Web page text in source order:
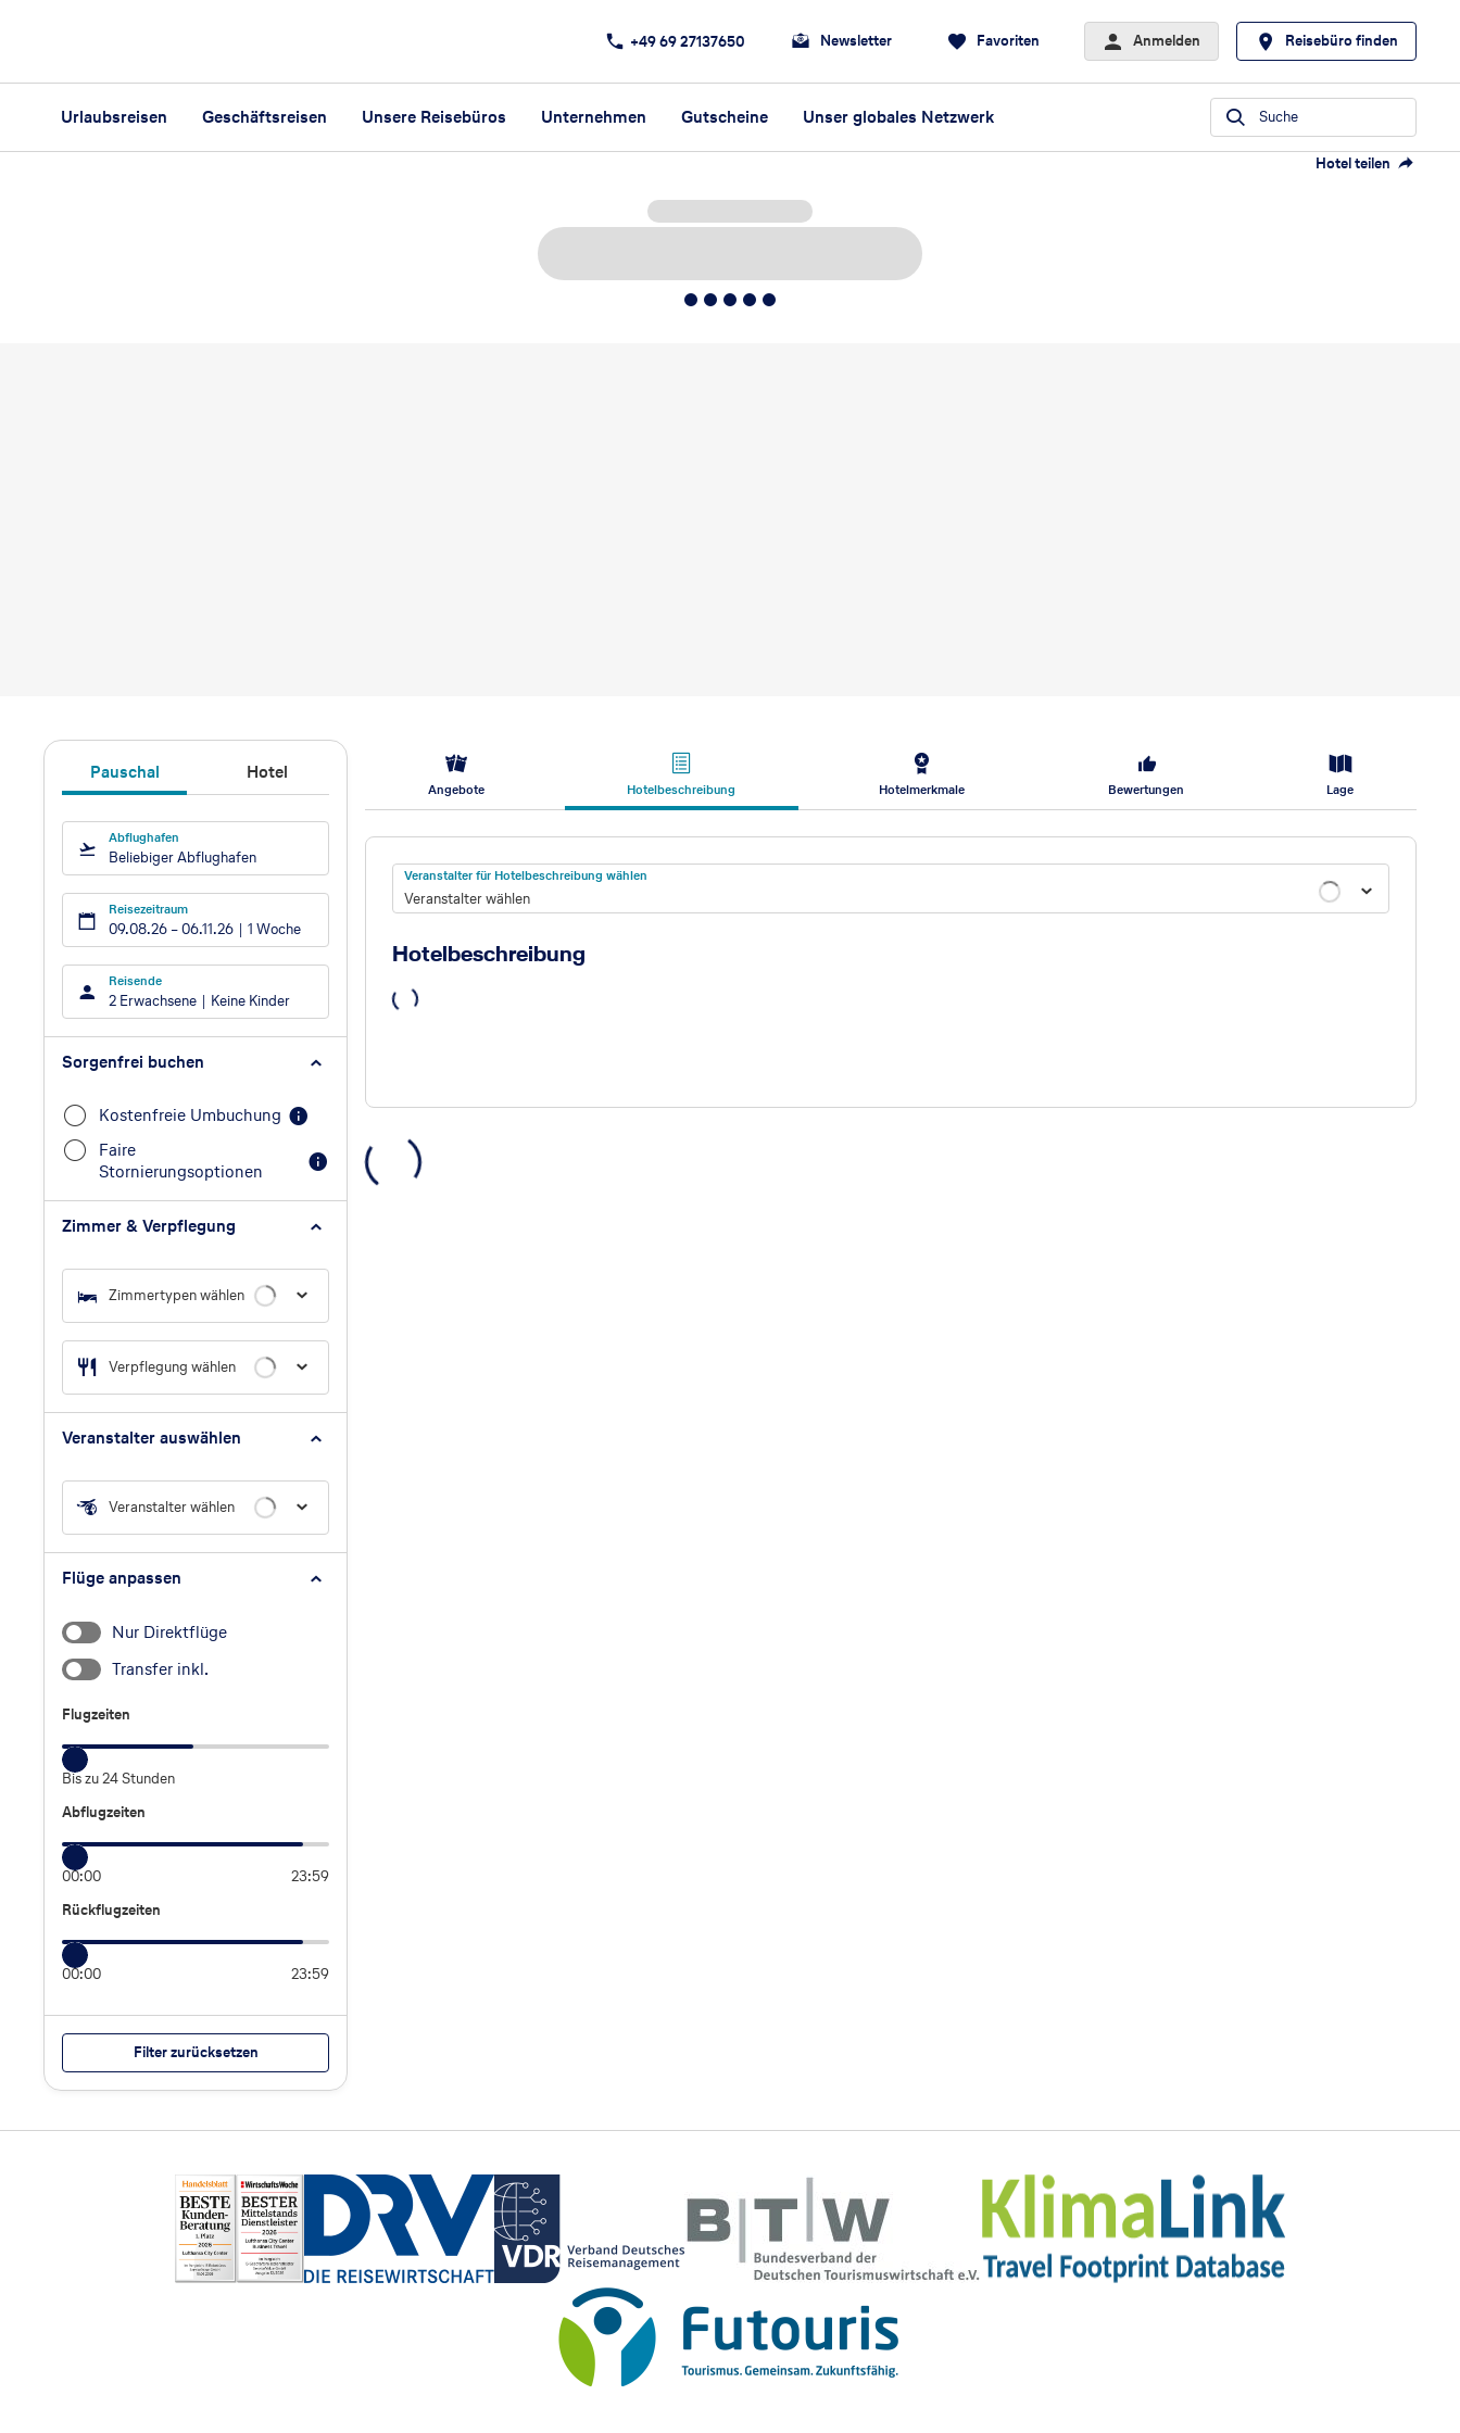
+49 69 27137650 Newsletter Favoriten Anmelden Reisebüro finden
Urlaubsreisen Geschäftsreisen Unsere Reisebüros Unternehmen Gutscheine Unser globales Netzwerk Suche
Hotel teilen
5
Pauschal Hotel
Abflughafen
Beliebiger Abflughafen
Reisezeitraum
09.08.26 –06.11.26 1 Woche
Reisende
2 Erwachsene Keine Kinder
Sorgenfrei buchen
Kostenfreie Umbuchung
Faire
Stornierungsoptionen
Zimmer & Verpflegung
Zimmertypen wählen
Verpflegung wählen
Veranstalter auswählen
Veranstalter wählen
Flüge anpassen
Nur Direktflüge
Transfer inkl.
Flugzeiten
Flugzeiten
Bis zu 24 Stunden
Abflugzeiten
Abflugzeiten
00:00 23:59
Rückflugzeiten
Rückflugzeiten
00:00 23:59
Filter zurücksetzen
Angebote Hotelbeschreibung Hotelmerkmale Bewertungen Lage
Hotelbeschreibung
Veranstalter für Hotelbeschreibung wählen
Veranstalter wählen
Hotelbeschreibung